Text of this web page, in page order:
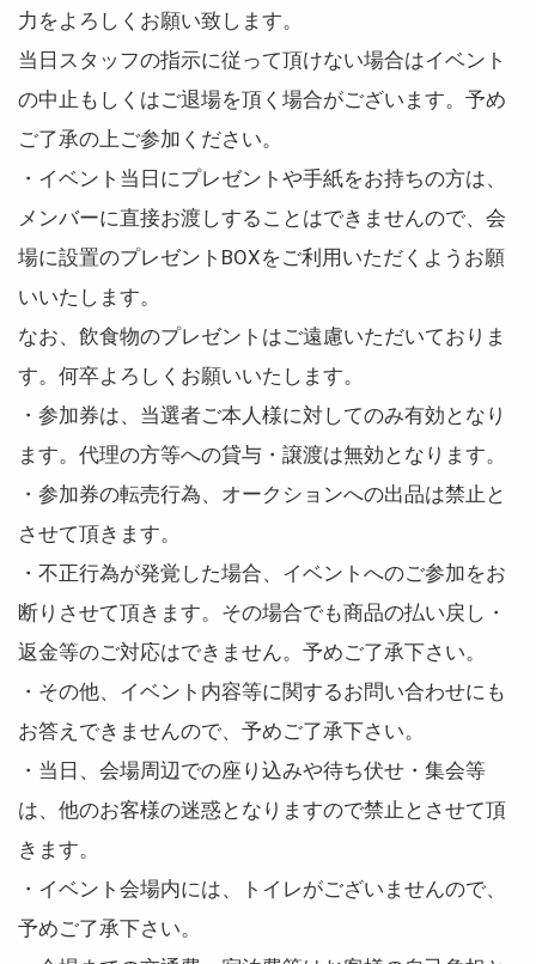
力をよろしくお願い致します。
当日スタッフの指示に従って頂けない場合はイベント
の中止もしくはご退場を頂く場合がございます。予め
ご了承の上ご参加ください。
・イベント当日にプレゼントや手紙をお持ちの方は、
メンバーに直接お渡しすることはできませんので、会
場に設置のプレゼントBOXをご利用いただくようお願
いいたします。
なお、飲食物のプレゼントはご遠慮いただいておりま
す。何卒よろしくお願いいたします。
・参加券は、当選者ご本人様に対してのみ有効となり
ます。代理の方等への貸与・譲渡は無効となります。
・参加券の転売行為、オークションへの出品は禁止と
させて頂きます。
・不正行為が発覚した場合、イベントへのご参加をお
断りさせて頂きます。その場合でも商品の払い戻し・
返金等のご対応はできません。予めご了承下さい。
・その他、イベント内容等に関するお問い合わせにも
お答えできませんので、予めご了承下さい。
・当日、会場周辺での座り込みや待ち伏せ・集会等
は、他のお客様の迷惑となりますので禁止とさせて頂
きます。
・イベント会場内には、トイレがございませんので、
予めご了承下さい。